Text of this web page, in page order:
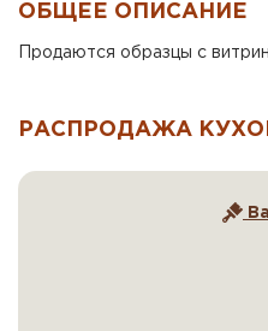
ОБЩЕЕ ОПИСАНИЕ
Продаются образцы с
РАСПРОДАЖА